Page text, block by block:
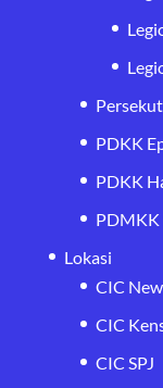
PDKK
PDKK
PDMKK
Lokasi
CIC
CIC
CIC SPJ